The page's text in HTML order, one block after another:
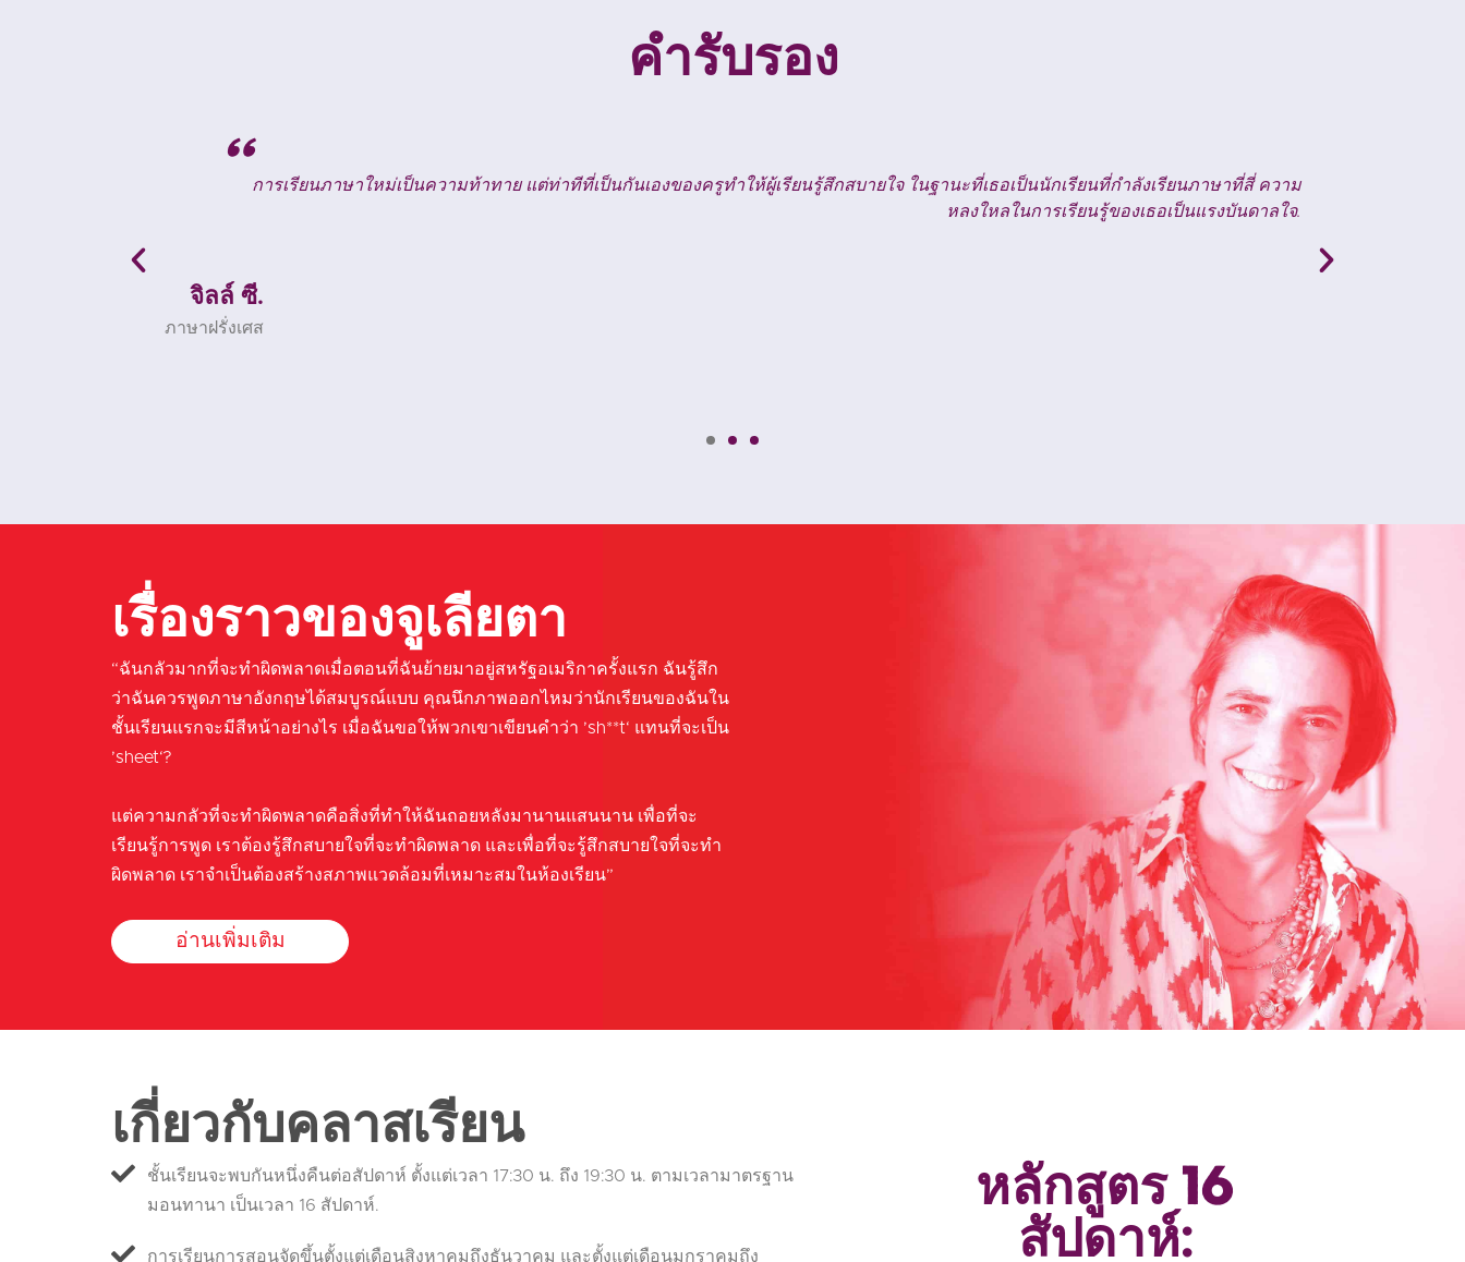
คำรับรอง
ฉันรู้สึกภูมิใจเมื่อฉันมาเรียนและสามารถเข้าใจบทเรียนที่สอนเป็นภาษาฝรั่งเศสได้ ในแต่ละชั้นเรียน รหัสที่ไม่รู้จักจะถูกแยกออกและฉันก็เข้าใกล้การ
ถอดรหัสข้อความของมันมากขึ้น รางวัลและความตื่นเต้นนั้นยิ่งใหญ่มาก ฉันคิดว่าการศึกษาคือการลงทุนที่ดีที่สุด ฉันจะใช้การศึกษาของฉันในระหว่าง
เรื่องราวของจูเลียตา
“ฉันกลัวมากที่จะทำผิดพลาดเมื่อตอนที่ฉันย้ายมาอยู่สหรัฐอเมริกาครั้งแรก ฉันรู้สึก
ว่าฉันควรพูดภาษาอังกฤษได้สมบูรณ์แบบ คุณนึกภาพออกไหมว่านักเรียนของฉันใน
ชั้นเรียนแรกจะมีสีหน้าอย่างไร เมื่อฉันขอให้พวกเขาเขียนคำว่า ’sh**t‘ แทนที่จะเป็น
’sheet‘?
แต่ความกลัวที่จะทำผิดพลาดคือสิ่งที่ทำให้ฉันถอยหลังมานานแสนนาน เพื่อที่จะ
เรียนรู้การพูด เราต้องรู้สึกสบายใจที่จะทำผิดพลาด และเพื่อที่จะรู้สึกสบายใจที่จะทำ
ผิดพลาด เราจำเป็นต้องสร้างสภาพแวดล้อมที่เหมาะสมในห้องเรียน”
อ่านเพิ่มเติม
เกี่ยวกับคลาสเรียน
ชั้นเรียนจะพบกันหนึ่งคืนต่อสัปดาห์ ตั้งแต่เวลา 17:30 น. ถึง 19:30 น. ตามเวลามาตรฐาน
มอนทานา เป็นเวลา 16 สัปดาห์.
การเรียนการสอนจัดขึ้นตั้งแต่เดือนสิงหาคมถึงธันวาคม และตั้งแต่เดือนมกราคมถึง
หลักสูตร 16
สัปดาห์: